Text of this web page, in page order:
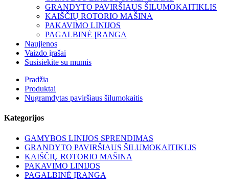
GRANDYTO PAVIRŠIAUS ŠILUMOKAITIKLIS
KAIŠČIŲ ROTORIO MAŠINA
PAKAVIMO LINIJOS
PAGALBINĖ ĮRANGA
Naujienos
Vaizdo įrašai
Susisiekite su mumis
Pradžia
Produktai
Nugramdytas paviršiaus šilumokaitis
Kategorijos
GAMYBOS LINIJOS SPRENDIMAS
GRANDYTO PAVIRŠIAUS ŠILUMOKAITIKLIS
KAIŠČIŲ ROTORIO MAŠINA
PAKAVIMO LINIJOS
PAGALBINĖ ĮRANGA